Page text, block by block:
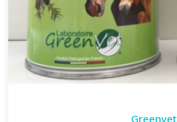
Greenvet